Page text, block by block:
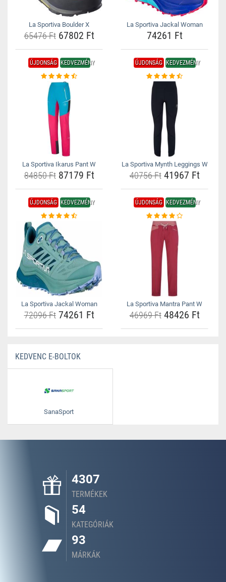
La Sportiva Boulder X
65476 Ft67802 Ft
La Sportiva Jackal Woman
74261 Ft
ÚJDONSÁG KEDVEZMÉNY
La Sportiva Ikarus Pant W
84850 Ft87179 Ft
ÚJDONSÁG KEDVEZMÉNY
La Sportiva Mynth Leggings W
40756 Ft41967 Ft
ÚJDONSÁG KEDVEZMÉNY
La Sportiva Jackal Woman
72096 Ft74261 Ft
ÚJDONSÁG KEDVEZMÉNY
La Sportiva Mantra Pant W
46969 Ft48426 Ft
KEDVENC E-BOLTOK
SanaSport
4307
TERMÉKEK
54
KATEGÓRIÁK
93
MÁRKÁK